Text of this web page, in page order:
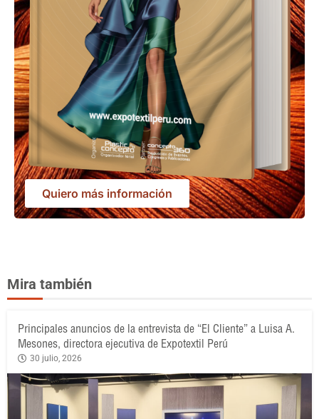
Quiero más información
Mira también
Principales anuncios de la entrevista de “El Cliente” a Luisa A.
Mesones, directora ejecutiva de Expotextil Perú
30 julio, 2026